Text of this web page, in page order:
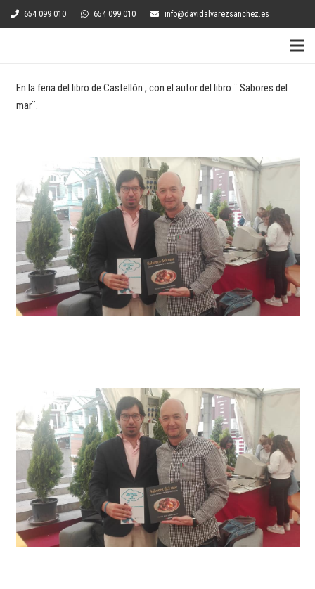
654 099 010 654 099 010 info@davidalvarezsanchez.es
En la feria del libro de Castellón , con el autor del libro ¨ Sabores del
mar¨.